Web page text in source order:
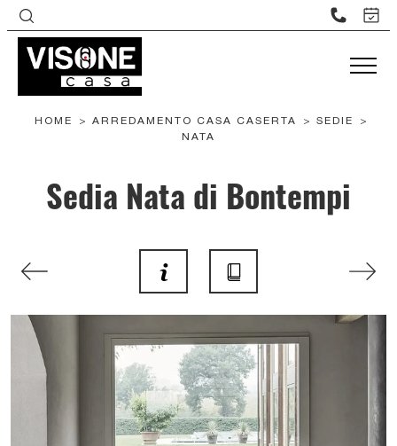
HOME > ARREDAMENTO CASA CASERTA > SEDIE
>
NATA
Sedia Nata di Bontempi